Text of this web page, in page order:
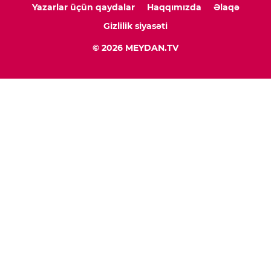
Yazarlar üçün qaydalar
Haqqımızda
Əlaqə
Gizlilik siyasəti
© 2026 MEYDAN.TV